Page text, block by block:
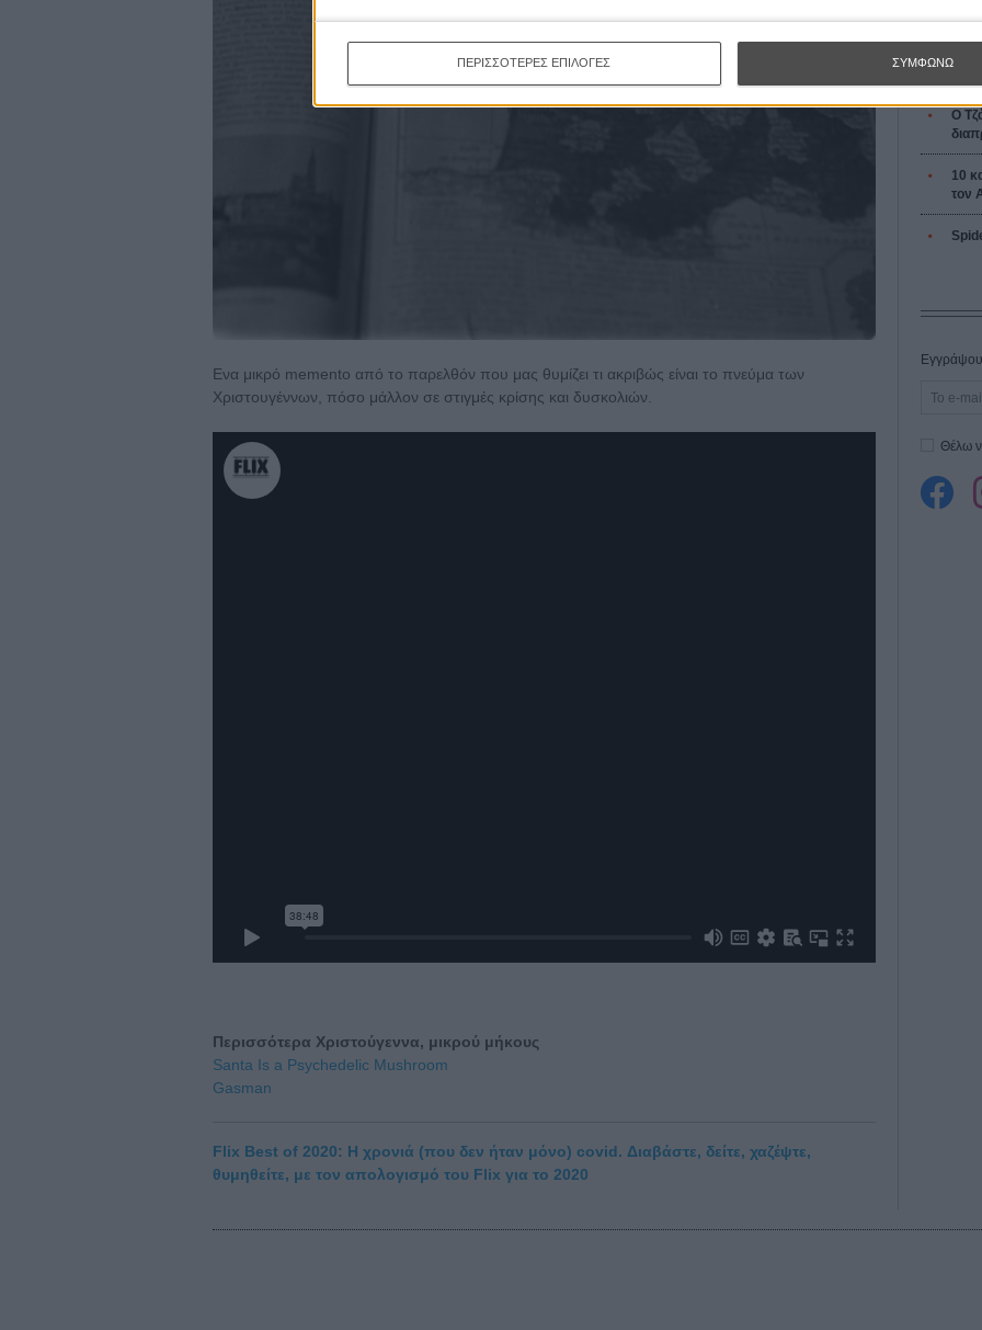
ΠΕΡΙΣΣΟΤΕΡΕΣ ΕΠΙΛΟΓΕΣ ΣΥΜΦΩΝΩ
Ενα μικρό memento από το παρελθόν που μας θυμίζει τι ακριβώς είναι το πνεύμα των
Χριστουγέννων, πόσο μάλλον σε στιγμές κρίσης και δυσκολιών.
Περισσότερα Χριστούγεννα, μικρού μήκους
Santa Is a Psychedelic Mushroom
Gasman
Flix Best of 2020: Η χρονιά (που δεν ήταν μόνο) covid. Διαβάστε, δείτε, χαζέψτε,
θυμηθείτε, με τον απολογισμό του Flix για το 2020
Ο
10
τον
Θέλω